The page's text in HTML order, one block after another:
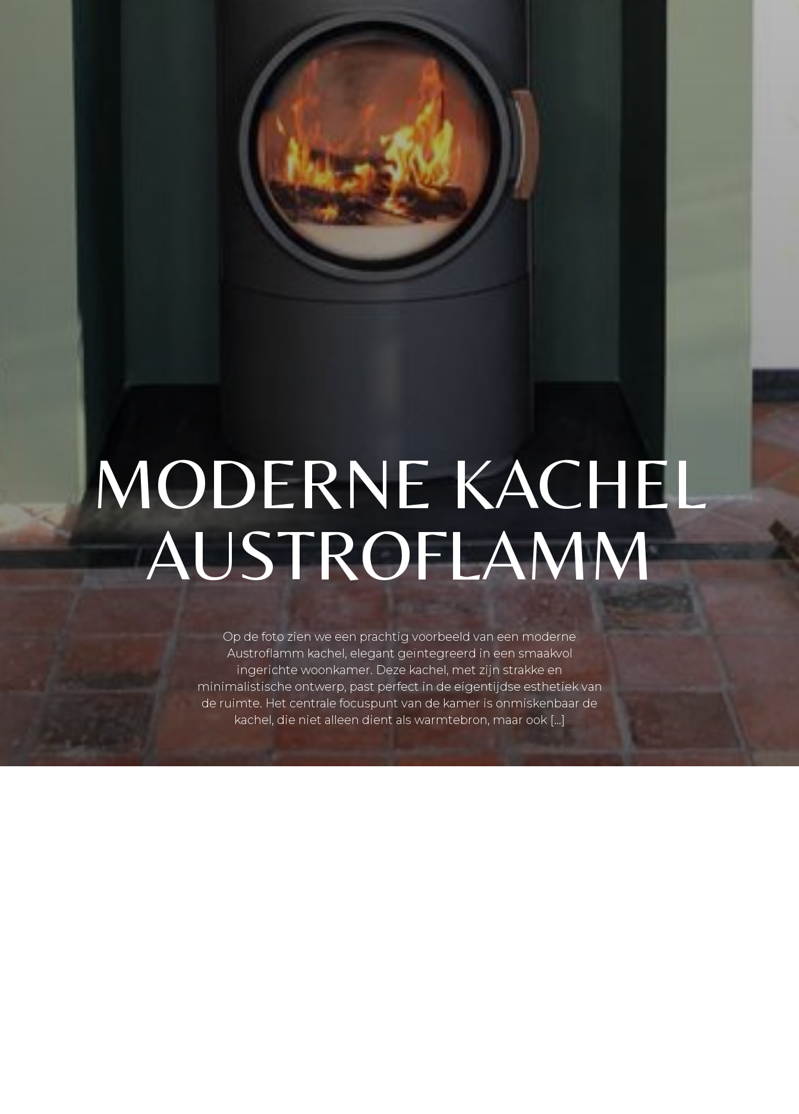
MODERNE KACHEL
AUSTROFLAMM
Op de foto zien we een prachtig voorbeeld van een moderne
Austroflamm kachel, elegant geïntegreerd in een smaakvol
ingerichte woonkamer. Deze kachel, met zijn strakke en
minimalistische ontwerp, past perfect in de eigentijdse esthetiek van
de ruimte. Het centrale focuspunt van de kamer is onmiskenbaar de
kachel, die niet alleen dient als warmtebron, maar ook […]